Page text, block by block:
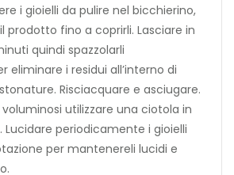
i gioielli da pulire nel bicchierino,
prodotto fino a coprirli. Lasciare in
quindi spazzolarli
eliminare i residui all’interno di
Risciacquare e asciugare.
utilizzare una ciotola in
periodicamente i gioielli
per mantenereli lucidi e